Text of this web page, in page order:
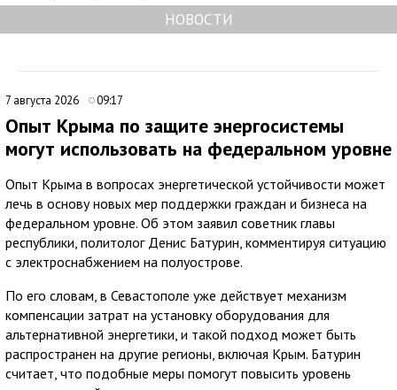
НОВОСТИ
7 августа 2026 09:17
Опыт Крыма по защите энергосистемы
могут использовать на федеральном уровне
Опыт Крыма в вопросах энергетической устойчивости может
лечь в основу новых мер поддержки граждан и бизнеса на
федеральном уровне. Об этом заявил советник главы
республики, политолог Денис Батурин, комментируя ситуацию
с электроснабжением на полуострове.
По его словам, в Севастополе уже действует механизм
компенсации затрат на установку оборудования для
альтернативной энергетики, и такой подход может быть
распространен на другие регионы, включая Крым. Батурин
считает, что подобные меры помогут повысить уровень